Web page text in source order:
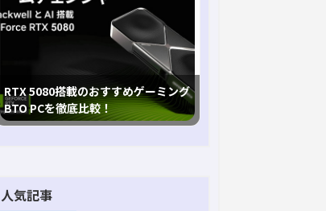
RTX 5080搭載のおすすめゲーミング
BTO PCを徹底比較！
人気記事